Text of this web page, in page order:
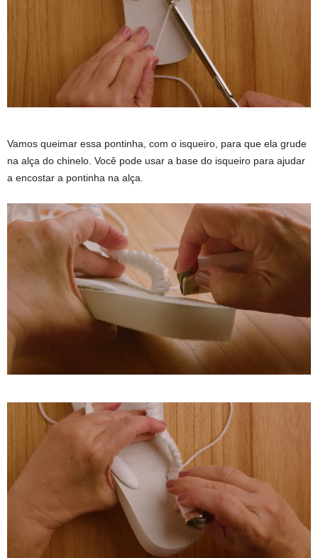
Vamos queimar essa pontinha, com o isqueiro, para que ela grude
na alça do chinelo. Você pode usar a base do isqueiro para ajudar
a encostar a pontinha na alça.